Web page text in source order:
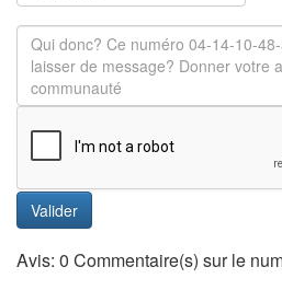
Valider
Avis: 0 Commentaire(s) sur le